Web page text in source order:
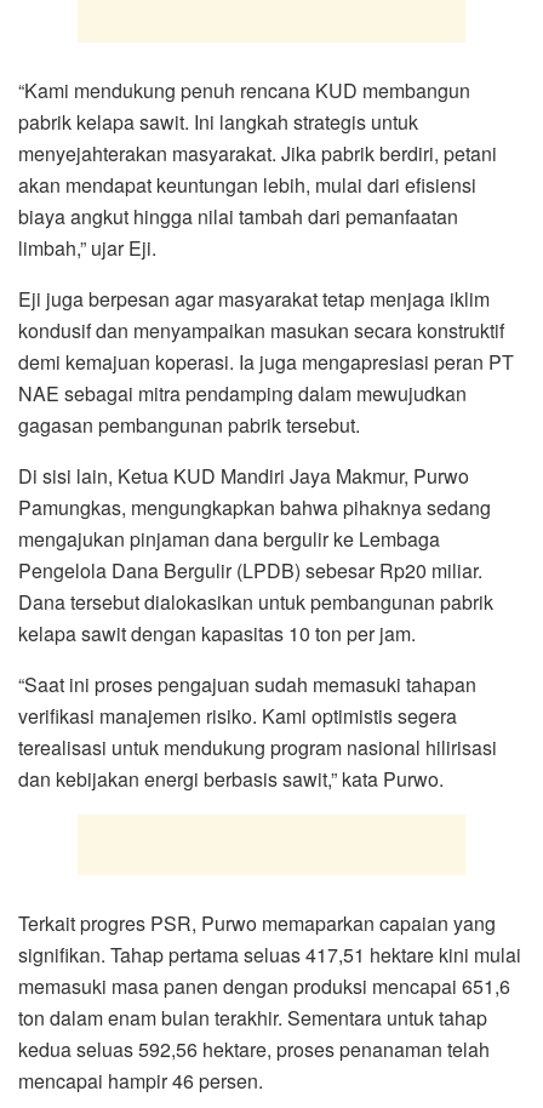
“Kami mendukung penuh rencana KUD membangun
pabrik kelapa sawit. Ini langkah strategis untuk
menyejahterakan masyarakat. Jika pabrik berdiri, petani
akan mendapat keuntungan lebih, mulai dari efisiensi
biaya angkut hingga nilai tambah dari pemanfaatan
limbah,” ujar Eji.
Eji juga berpesan agar masyarakat tetap menjaga iklim
kondusif dan menyampaikan masukan secara konstruktif
demi kemajuan koperasi. Ia juga mengapresiasi peran PT
NAE sebagai mitra pendamping dalam mewujudkan
gagasan pembangunan pabrik tersebut.
Di sisi lain, Ketua KUD Mandiri Jaya Makmur, Purwo
Pamungkas, mengungkapkan bahwa pihaknya sedang
mengajukan pinjaman dana bergulir ke Lembaga
Pengelola Dana Bergulir (LPDB) sebesar Rp20 miliar.
Dana tersebut dialokasikan untuk pembangunan pabrik
kelapa sawit dengan kapasitas 10 ton per jam.
“Saat ini proses pengajuan sudah memasuki tahapan
verifikasi manajemen risiko. Kami optimistis segera
terealisasi untuk mendukung program nasional hilirisasi
dan kebijakan energi berbasis sawit,” kata Purwo.
Terkait progres PSR, Purwo memaparkan capaian yang
signifikan. Tahap pertama seluas 417,51 hektare kini mulai
memasuki masa panen dengan produksi mencapai 651,6
ton dalam enam bulan terakhir. Sementara untuk tahap
kedua seluas 592,56 hektare, proses penanaman telah
mencapai hampir 46 persen.